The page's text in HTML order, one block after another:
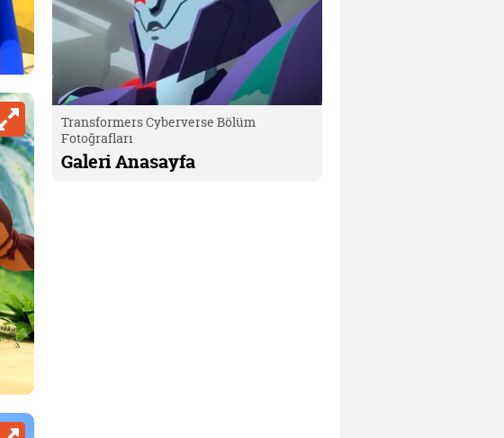
Transformers Cyberverse Bölüm
Fotoğrafları
Galeri Anasayfa